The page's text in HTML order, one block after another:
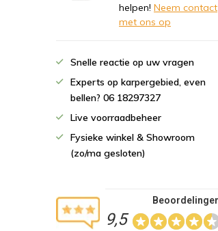
helpen! Neem contact
met ons op
Snelle reactie op uw vragen
Experts op karpergebied, even
bellen? 06 18297327
Live voorraadbeheer
Fysieke winkel & Showroom
(zo/ma gesloten)
9,5